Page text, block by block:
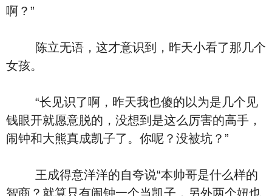
啊？”
陈立无语，这才意识到，昨天小看了那几个
女孩。
“长见识了啊，昨天我也傻的以为是几个见
钱眼开就愿意脱的，没想到是这么厉害的高手，
闹钟和大熊真成凯子了。你呢？没被坑？”
王成得意洋洋的自夸说“本帅哥是什么样的
智商？就算只有闹钟一个当凯子，另外两个妞也